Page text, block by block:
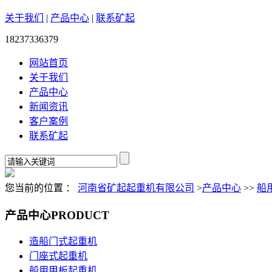
关于我们 | 产品中心 | 联系矿起
18237336379
网站首页
关于我们
产品中心
新闻资讯
客户案例
联系矿起
您当前的位置 ： 河南省矿起起重机有限公司 >产品中心 >> 船
产品中心PRODUCT
造船门式起重机
门座式起重机